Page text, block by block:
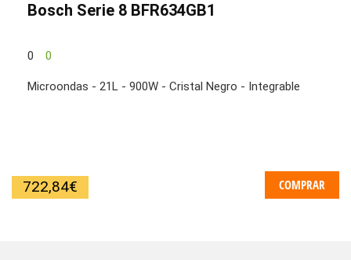
Bosch Serie 8 BFR634GB1
0 0
Microondas - 21L - 900W - Cristal Negro - Integrable
722,84€ COMPRAR